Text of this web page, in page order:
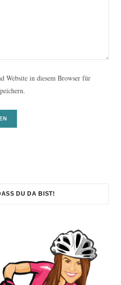
Website in diesem Browser für
DU DA BIST!